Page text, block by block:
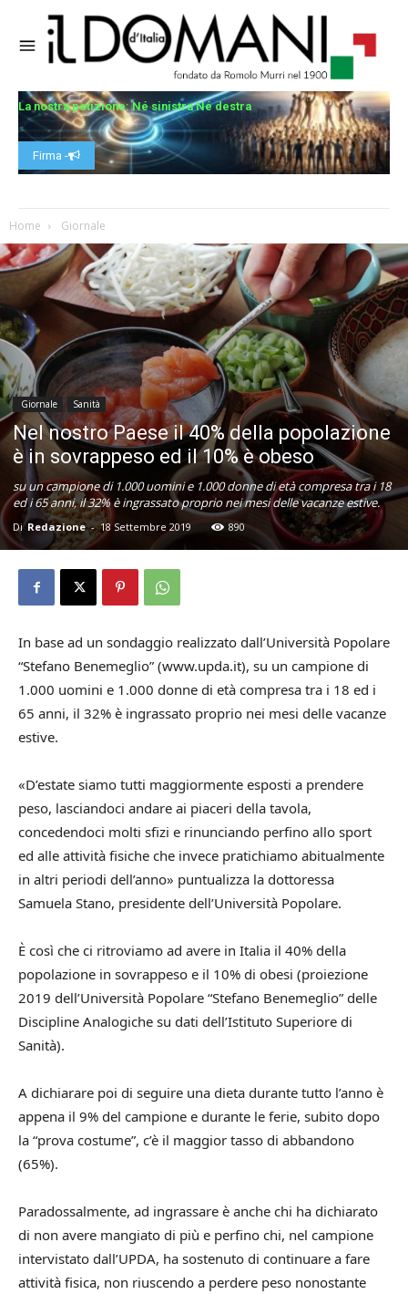
La nostra petizione: Né sinistra Né destra
Firma -
Home Giornale
Giornale Sanità
Nel nostro Paese il 40% della popolazione
è in sovrappeso ed il 10% è obeso
su un campione di 1.000 uomini e 1.000 donne di età compresa tra i 18
ed i 65 anni, il 32% è ingrassato proprio nei mesi delle vacanze estive.
Di Redazione - 18 Settembre 2019 890
In base ad un sondaggio realizzato dall’Università Popolare
“Stefano Benemeglio” (www.upda.it), su un campione di
1.000 uomini e 1.000 donne di età compresa tra i 18 ed i
65 anni, il 32% è ingrassato proprio nei mesi delle vacanze
estive.
«D’estate siamo tutti maggiormente esposti a prendere
peso, lasciandoci andare ai piaceri della tavola,
concedendoci molti sfizi e rinunciando perfino allo sport
ed alle attività fisiche che invece pratichiamo abitualmente
in altri periodi dell’anno» puntualizza la dottoressa
Samuela Stano, presidente dell’Università Popolare.
È così che ci ritroviamo ad avere in Italia il 40% della
popolazione in sovrappeso e il 10% di obesi (proiezione
2019 dell’Università Popolare “Stefano Benemeglio” delle
Discipline Analogiche su dati dell’Istituto Superiore di
Sanità).
A dichiarare poi di seguire una dieta durante tutto l’anno è
appena il 9% del campione e durante le ferie, subito dopo
la “prova costume”, c’è il maggior tasso di abbandono
(65%).
Paradossalmente, ad ingrassare è anche chi ha dichiarato
di non avere mangiato di più e perfino chi, nel campione
intervistato dall’UPDA, ha sostenuto di continuare a fare
attività fisica, non riuscendo a perdere peso nonostante